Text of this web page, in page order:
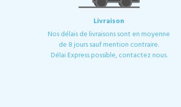
Livraison
Nos délais de livraisons sont en moyenne
de 8 jours sauf mention contraire.
Délai Express possible, contactez nous.